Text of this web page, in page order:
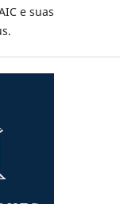
e suas